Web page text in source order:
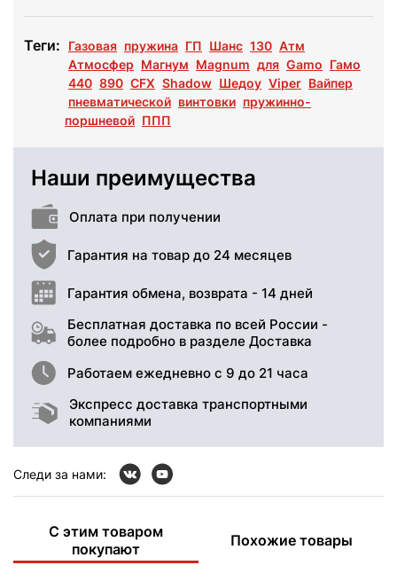
Теги: Газовая пружина ГП Шанс 130 Атм
Атмосфер Магнум Magnum для Gamo Гамо
440 890 CFX Shadow Шедоу Viper Вайпер
пневматической винтовки пружинно-
поршневой ППП
Наши преимущества
Оплата при получении
Гарантия на товар до 24 месяцев
Гарантия обмена, возврата - 14 дней
Бесплатная доставка по всей России -
более подробно в разделе Доставка
Работаем ежедневно с 9 до 21 часа
Экспресс доставка транспортными
компаниями
Следи за нами:
С этим товаром
покупают
Похожие товары